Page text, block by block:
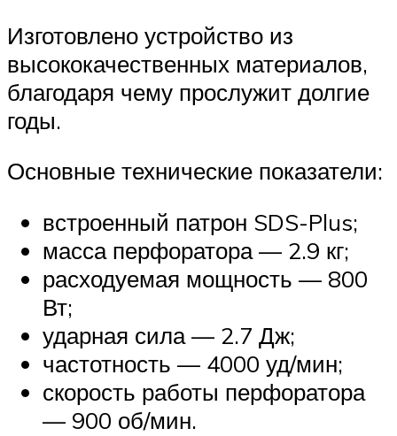
Изготовлено устройство из
высококачественных материалов,
благодаря чему прослужит долгие
годы.
Основные технические показатели:
встроенный патрон SDS-Plus;
масса перфоратора — 2.9 кг;
расходуемая мощность — 800
Вт;
ударная сила — 2.7 Дж;
частотность — 4000 уд/мин;
скорость работы перфоратора
— 900 об/мин.